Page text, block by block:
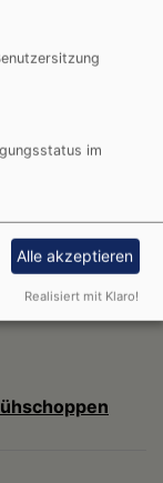
im
Alle akzeptieren
Realisiert mit Klaro!